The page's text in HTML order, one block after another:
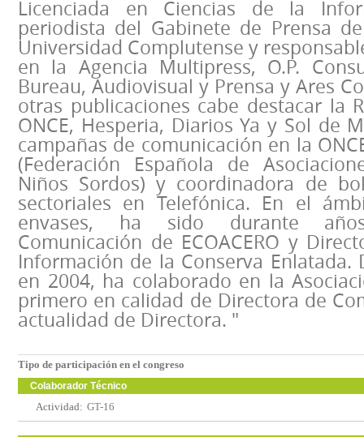
Licenciada en Ciencias de la
periodista del Gabinete de Prensa
Universidad Complutense y
en la Agencia Multipress, O.P.
Bureau, Audiovisual y Prensa y Ares
otras publicaciones cabe destacar la
ONCE, Hesperia, Diarios Ya y Sol de
campañas de comunicación en la
(Federación Española de
Niños Sordos) y coordinadora de
sectoriales en Telefónica. En el
envases, ha sido durante
Comunicación de ECOACERO y
Información de la Conserva Enlatada.
en 2004, ha colaborado en la
primero en calidad de Directora de
actualidad de Directora. "
Tipo de participación en el congreso
Colaborador Técnico
Actividad: GT-16